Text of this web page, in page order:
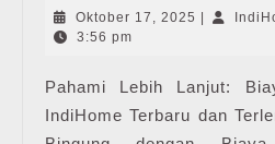
Internet
IndiHome
Harga
Paket
Oktober 17, 2025 Oktober
3:56 pm
Pahami Lebih Lanjut:
IndiHome Terbaru dan